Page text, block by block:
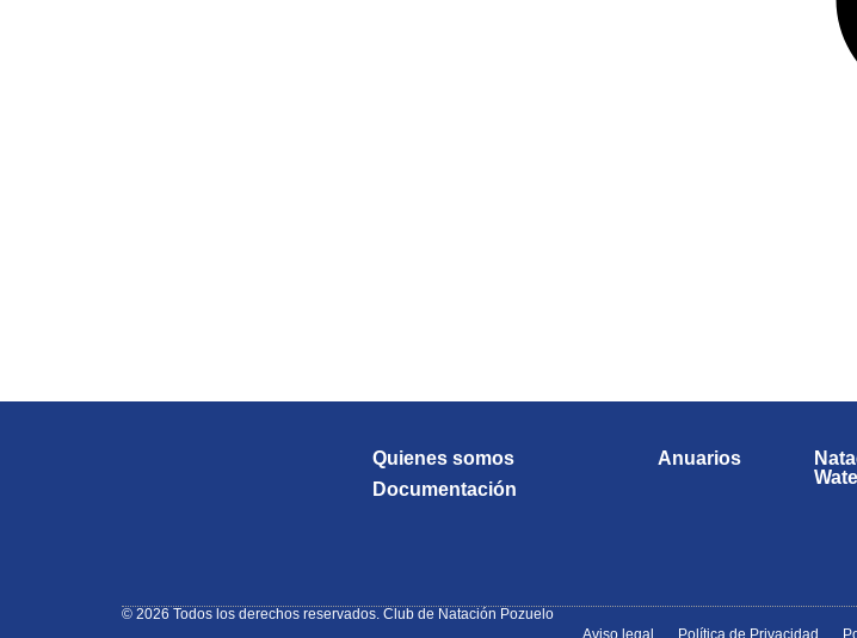
Quienes somos
Documentación
Anuarios
© 2026 Todos los derechos reservados. Club de Natación Pozuelo
Aviso legal
Política de Privacidad